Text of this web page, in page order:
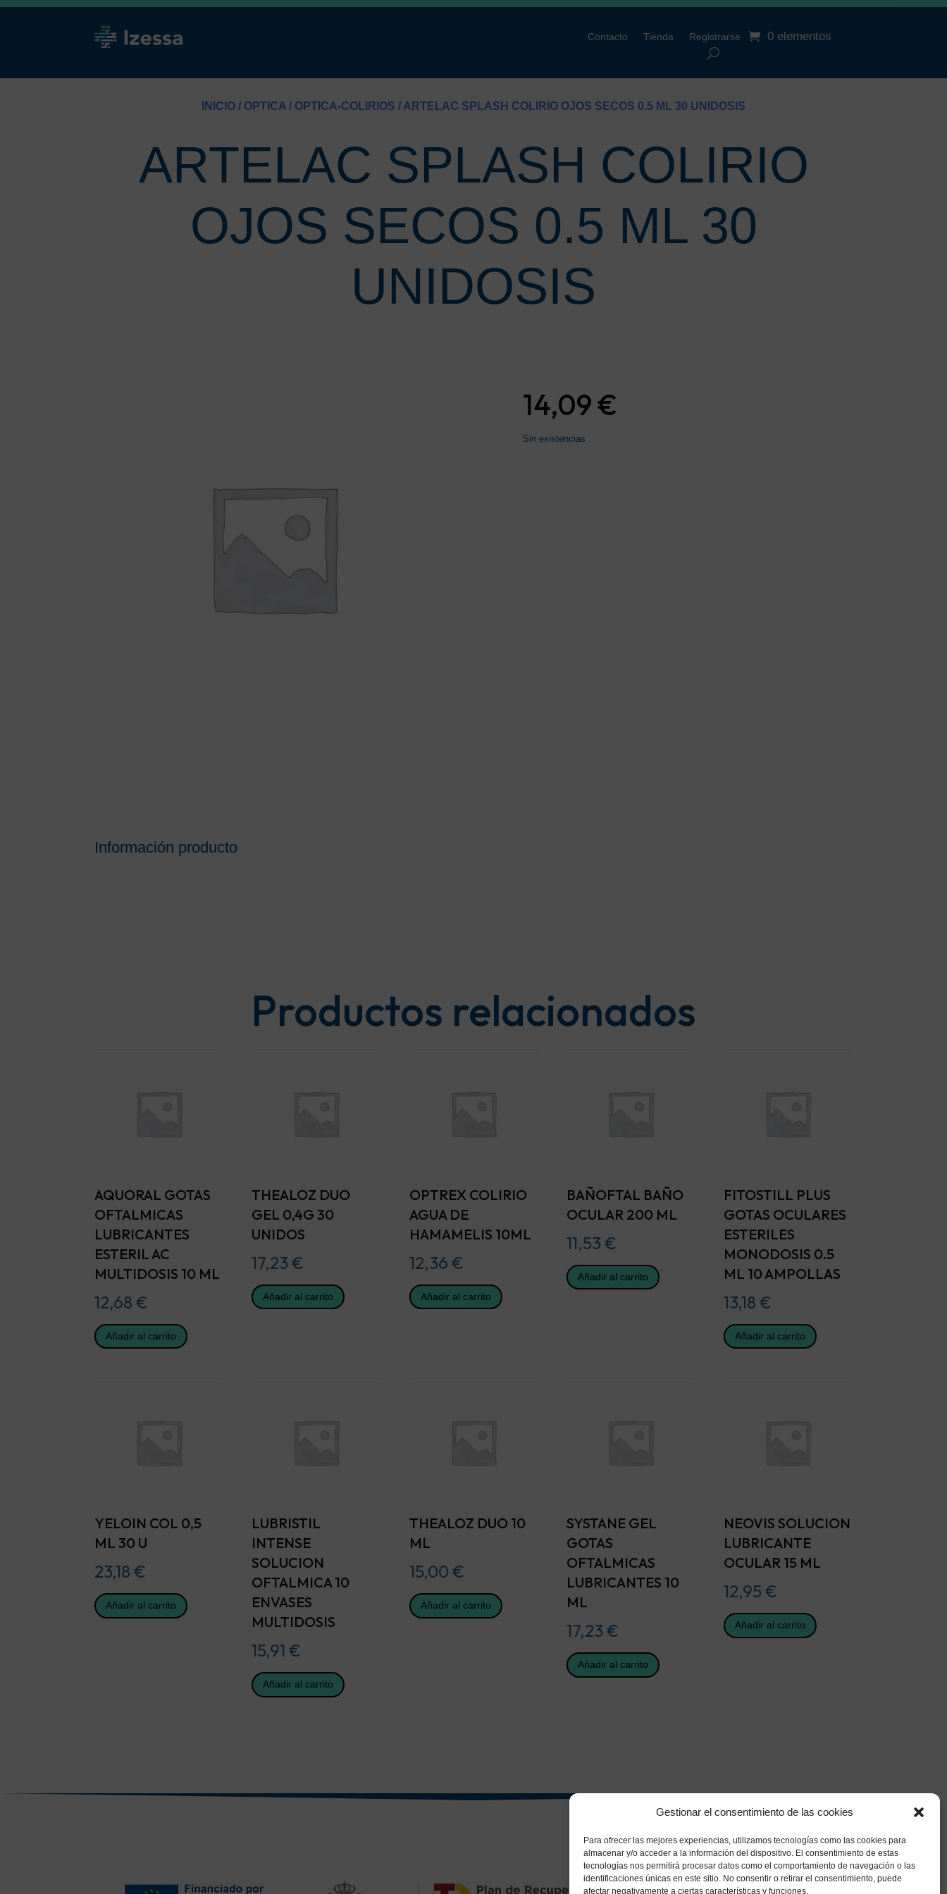
Gestionar el consentimiento de las cookies
Para ofrecer las mejores experiencias, utilizamos tecnologías como las cookies para
almacenar y/o acceder a la información del dispositivo. El consentimiento de estas
tecnologías nos permitirá procesar datos como el comportamiento de navegación o las
identificaciones únicas en este sitio. No consentir o retirar el consentimiento, puede
afectar negativamente a ciertas características y funciones.
Contacto Tienda Registrarse 0 elementos
INICIO / OPTICA / OPTICA-COLIRIOS / ARTELAC SPLASH COLIRIO OJOS SECOS 0.5 ML 30 UNIDOSIS
ARTELAC SPLASH COLIRIO
OJOS SECOS 0.5 ML 30
UNIDOSIS
14,09€
Sin existencias
Información producto
Productos relacionados
AQUORAL GOTAS
OFTALMICAS
LUBRICANTES
ESTERIL AC
MULTIDOSIS 10 ML
12,68€
Añadir al carrito
THEALOZ DUO
GEL 0,4G 30
UNIDOS
17,23€
Añadir al carrito
OPTREX COLIRIO
AGUA DE
HAMAMELIS 10ML
12,36 €
Añadir al carrito
BAÑOFTAL BAÑO
OCULAR 200 ML
11,53 €
Añadir al carrito
FITOSTILL PLUS
GOTAS OCULARES
ESTERILES
MONODOSIS 0.5
ML 10 AMPOLLAS
13,18 €
Añadir al carrito
YELOIN COL 0,5
ML 30 U
23,18€
Añadir al carrito
LUBRISTIL
INTENSE
SOLUCION
OFTALMICA 10
ENVASES
MULTIDOSIS
15,91€
Añadir al carrito
THEALOZ DUO 10
ML
15,00 €
Añadir al carrito
SYSTANE GEL
GOTAS
OFTALMICAS
LUBRICANTES 10
ML
17,23 €
Añadir al carrito
NEOVIS SOLUCION
LUBRICANTE
OCULAR 15 ML
12,95 €
Añadir al carrito